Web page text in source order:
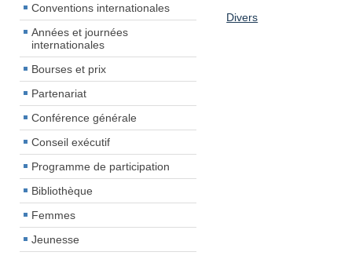
Conventions internationales
Années et journées
internationales
Bourses et prix
Partenariat
Conférence générale
Conseil exécutif
Programme de participation
Bibliothèque
Femmes
Jeunesse
Divers